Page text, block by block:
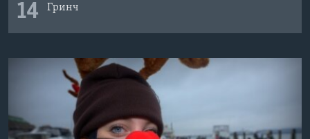
14 Гринч